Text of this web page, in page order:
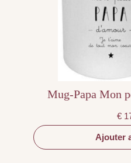
Mug-Papa Mon
€
Ajouter